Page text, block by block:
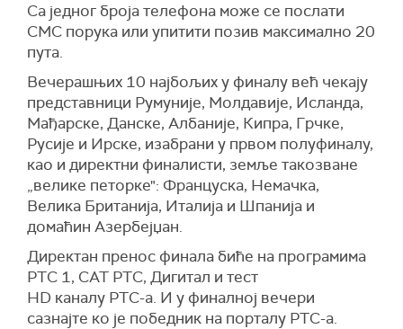
Са једног броја телефона може се послати
СМС порука или упитити позив максимално 20
пута.
Вечерашњих 10 најбољих у финалу већ чекају
представници Румуније, Молдавије, Исланда,
Мађарске, Данске, Албаније, Кипра, Грчке,
Русије и Ирске, изабрани у првом полуфиналу,
као и директни финалисти, земље такозване
„велике петорке": Француска, Немачка,
Велика Британија, Италија и Шпанија и
домаћин Азербејџан.
Директан пренос финала биће на програмима
РТС 1, САТ РТС, Дигитал и тест
HD каналу РТС-а. И у финалној вечери
сазнајте ко је победник на порталу РТС-а.